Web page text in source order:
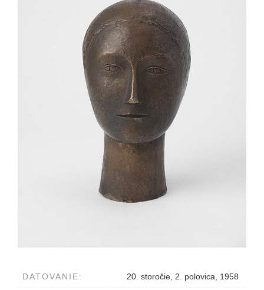
DATOVANIE: 20. storočie, 2. polovica, 1958